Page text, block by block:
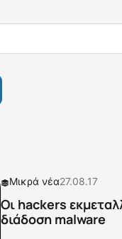
Μικρά νέα27.08.17
Οι hackers
διάδοση malware